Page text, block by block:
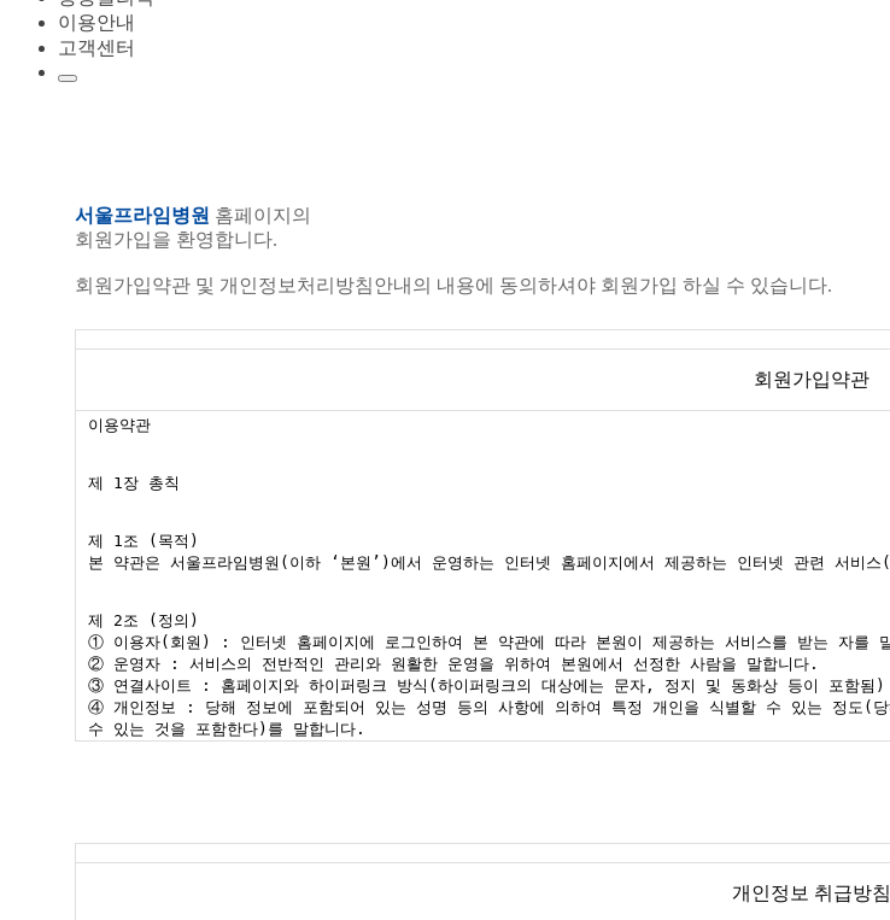
이용안내
고객센터
서울프라임병원 홈페이지의
회원가입을 환영합니다.
회원가입약관 및 개인정보처리방침안내의 내용에 동의하셔야 회원가입 하실 수 있습니다.
회원가입약관
개인정보 취급방침